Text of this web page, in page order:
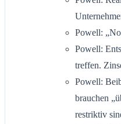
Powell:
Powell:
treffen.
Powell:
brauchen
restriktiv